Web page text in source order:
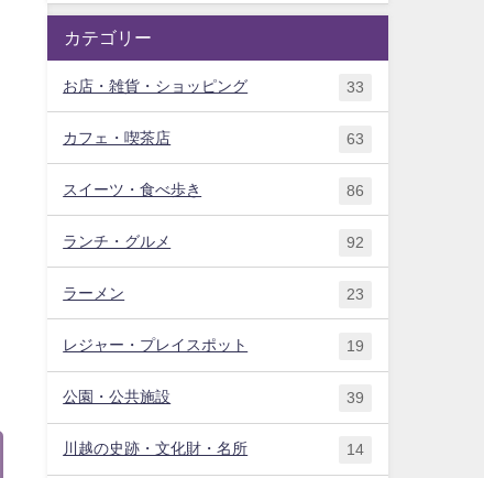
カテゴリー
お店・雑貨・ショッピング 33
カフェ・喫茶店 63
スイーツ・食べ歩き 86
ランチ・グルメ 92
ラーメン 23
レジャー・プレイスポット 19
公園・公共施設 39
川越の史跡・文化財・名所 14